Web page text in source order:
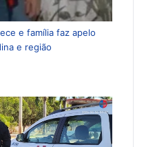
e família faz apelo
e região